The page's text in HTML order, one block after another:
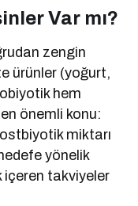
Var mı?
zengin
ürünler (yoğurt,
hem
önemli konu:
miktarı
yönelik
takviyeler